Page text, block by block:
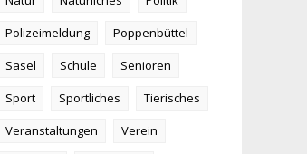
Polizeimeldung
Poppenbüttel
Sasel
Schule
Senioren
Sport
Sportliches
Tierisches
Veranstaltungen
Verein